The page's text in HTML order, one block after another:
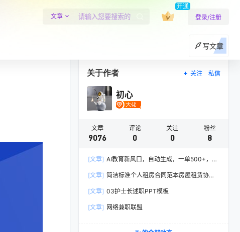
文章
开通
登录/注册
写文章
关于作者 关注 私信
初心
文章
9076
评论
0
关注
0
粉丝
8
[文章] AI教育新风口，自动生成，一单500+，月
[文章] 简洁标准个人租房合同范本房屋租赁协议
[文章] 03护士长述职PPT模板
[文章] 网络兼职联盟